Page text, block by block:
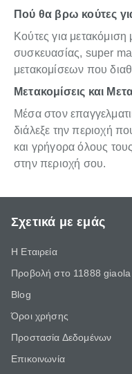
Πού θα βρω κούτες
Κούτες για
συσκευασίας, super
μετακομίσεων που
Μετακομίσεις και
Μέσα στον
διάλεξε την περιοχή
και γρήγορα όλους
στην περιοχή σου.
Σχετικά με εμάς
Η Εταιρεία
Προβολή στο 11888 giaola
Blog
Όροι χρήσης
Προστασία Δεδομένων
Επικοινωνία